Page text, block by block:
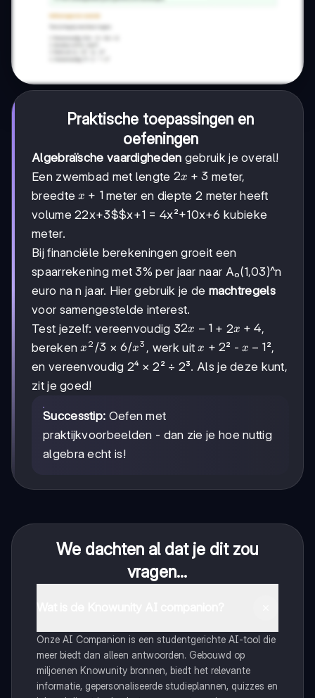
Praktische toepassingen en
oefeningen
Algebraïsche vaardigheden gebruik je overal!
Een zwembad met lengte 2x+3
2x + 3 meter,
breedtex+1
x + 1meter en diepte 2 meter heeft
volume 22x+3$$x+1 = 4x²+10x+6 kubieke
meter.
Bij financiële berekeningen groeit een
spaarrekening met 3% per jaar naar A₀(1,03)^n
euro na n jaar. Hier gebruik je de machtregels
voor samengestelde interest.
Test jezelf: vereenvoudig 32x-
1
2x − 1+ 2x+4
x + 4,
berekenx²/3
x 2 /3 ×6/x³
6/x3 , werk uitx+2
x + 2² -x-
1
x − 1²,
en vereenvoudig 2⁴ × 2² ÷ 2³. Als je deze kunt,
zit je goed!
Successtip: Oefen met
praktijkvoorbeelden - dan zie je hoe nuttig
algebra echt is!
We dachten al dat je dit zou
vragen...
Onze AI Companion is een studentgerichte AI-tool die
meer biedt dan alleen antwoorden. Gebouwd op
miljoenen Knowunity bronnen, biedt het relevante
informatie, gepersonaliseerde studieplannen, quizzes en